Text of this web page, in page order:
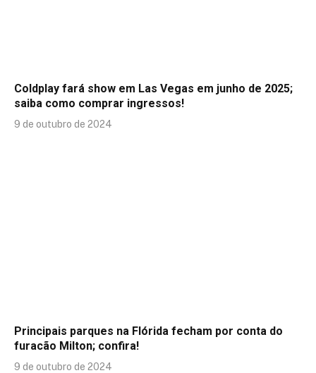
Coldplay fará show em Las Vegas em junho de 2025;
saiba como comprar ingressos!
9 de outubro de 2024
Principais parques na Flórida fecham por conta do
furacão Milton; confira!
9 de outubro de 2024